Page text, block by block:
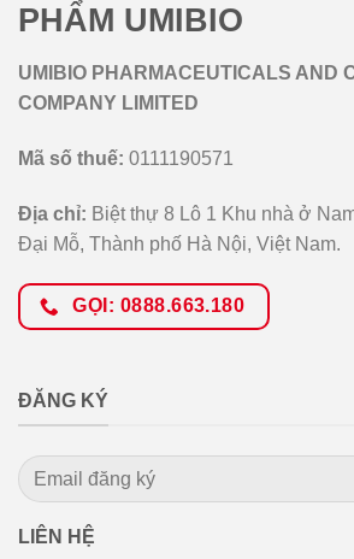
PHẨM UMIBIO
UMIBIO PHARMACEUTICALS AND
COMPANY LIMITED
Mã số thuế: 0111190571
Địa chỉ: Biệt thự 8 Lô 1 Khu nhà ở
Đại Mỗ, Thành phố Hà Nội, Việt Nam.
GỌI: 0888.663.180
ĐĂNG KÝ
LIÊN HỆ